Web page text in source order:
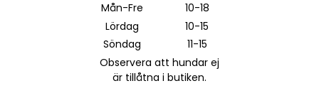
Mån-Fre
10-18
Lördag
10-15
Söndag
11-15
Observera att hundar ej
är tillåtna i butiken.